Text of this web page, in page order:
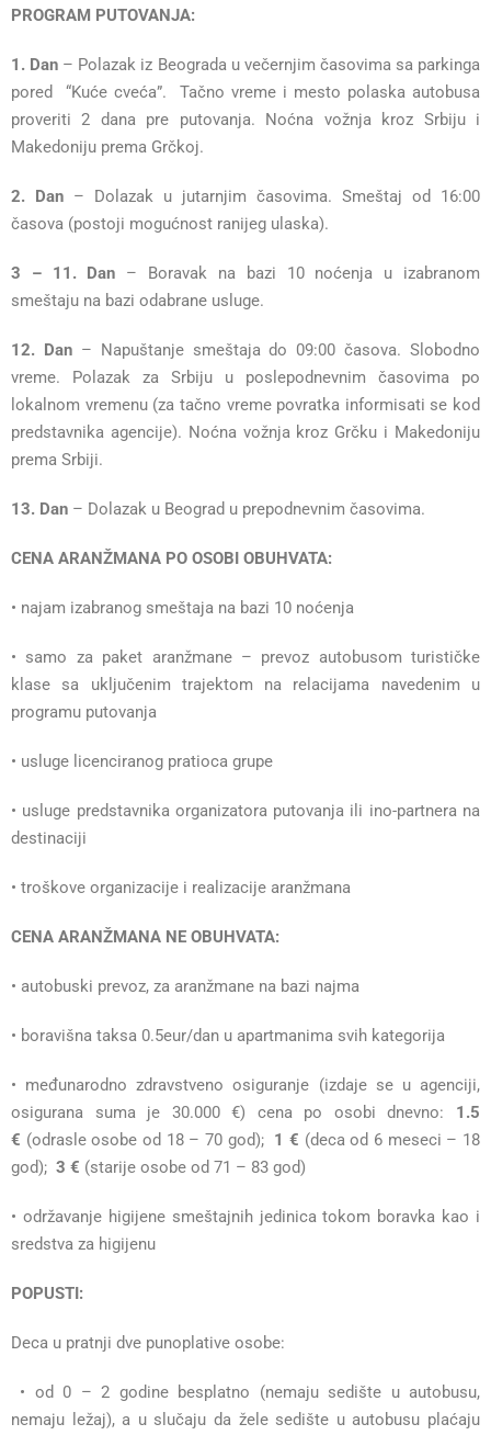
PROGRAM PUTOVANJA:
1. Dan – Polazak iz Beograda u večernjim časovima sa parkinga
pored “Kuće cveća”. Tačno vreme i mesto polaska autobusa
proveriti 2 dana pre putovanja. Noćna vožnja kroz Srbiju i
Makedoniju prema Grčkoj.
2. Dan – Dolazak u jutarnjim časovima. Smeštaj od 16:00
časova (postoji mogućnost ranijeg ulaska).
3 – 11. Dan – Boravak na bazi 10 noćenja u izabranom
smeštaju na bazi odabrane usluge.
12. Dan– Napuštanje smeštaja do 09:00 časova. Slobodno
vreme. Polazak za Srbiju u poslepodnevnim časovima po
lokalnom vremenu (za tačno vreme povratka informisati se kod
predstavnika agencije). Noćna vožnja kroz Grčku i Makedoniju
prema Srbiji.
13. Dan – Dolazak u Beograd u prepodnevnim časovima.
CENA ARANŽMANA PO OSOBI OBUHVATA:
• najam izabranog smeštaja na bazi 10 noćenja
• samo za paket aranžmane – prevoz autobusom turističke
klase sa uključenim trajektom na relacijama navedenim u
programu putovanja
• usluge licenciranog pratioca grupe
• usluge predstavnika organizatora putovanja ili ino-partnera na
destinaciji
• troškove organizacije i realizacije aranžmana
CENA ARANŽMANA NE OBUHVATA:
• autobuski prevoz, za aranžmane na bazi najma
• boravišna taksa 0.5eur/dan u apartmanima svih kategorija
• međunarodno zdravstveno osiguranje (izdaje se u agenciji,
osigurana suma je 30.000 €) cena po osobi dnevno: 1.5
€ (odrasle osobe od 18 – 70 god); 1 € (deca od 6 meseci – 18
god); 3 € (starije osobe od 71 – 83 god)
• održavanje higijene smeštajnih jedinica tokom boravka kao i
sredstva za higijenu
POPUSTI:
Deca u pratnji dve punoplative osobe:
• od 0 – 2 godine besplatno (nemaju sedište u autobusu,
nemaju ležaj), a u slučaju da žele sedište u autobusu plaćaju